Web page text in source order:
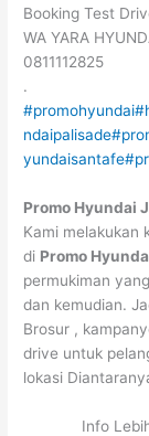
Booking Test
WA YARA
0811112825
.
#promohyundai
ndaipalisade
yundaisantafe
Promo Hyundai
Kami melakukan
di Promo
permukiman
dan kemudian.
Brosur ,
drive untuk
lokasi
Info